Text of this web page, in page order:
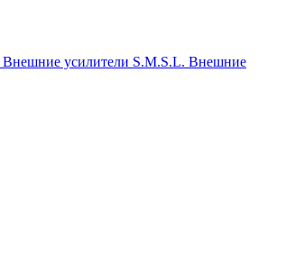
Внешние усилители S.M.S.L. Внешние